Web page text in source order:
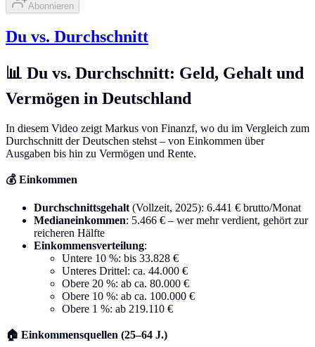
Abonnieren
Du vs. Durchschnitt
📊 Du vs. Durchschnitt: Geld, Gehalt und
Vermögen in Deutschland
In diesem Video zeigt Markus von Finanzf, wo du im Vergleich zum
Durchschnitt der Deutschen stehst – von Einkommen über
Ausgaben bis hin zu Vermögen und Rente.
💰 Einkommen
Durchschnittsgehalt (Vollzeit, 2025): 6.441 € brutto/Monat
Medianeinkommen: 5.466 € – wer mehr verdient, gehört zur
reicheren Hälfte
Einkommensverteilung:
Untere 10 %: bis 33.828 €
Unteres Drittel: ca. 44.000 €
Obere 20 %: ab ca. 80.000 €
Obere 10 %: ab ca. 100.000 €
Obere 1 %: ab 219.110 €
🏠 Einkommensquellen (25–64 J.)